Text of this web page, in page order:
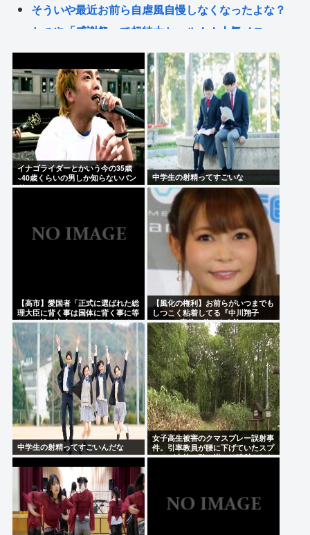
そういや最近お前ら自虐風自慢しなくなったよな？
かつや「感謝祭」で超特大セール！！人気メニュー
が税抜150円引き！！！
栃木県はなぜ不人気なのか
佐藤二朗、妻とのハグを報告「君と生きてきて、本
当に良かった」「文〇砲より遥かに威力は弱いが、
僕のノロケ砲をお見舞いする」
【覇権】ホロライブドリームス、セルラン1位に返り
咲くWIWIWIWIWIWIWIWIWIWIWIWIWIWIWIWIWIWI
Powered by livedoor 相互RSS
イナゴライダーとかいう今の35歳
~40歳くらいの男しか知らないバン
ドwww
中学生の射精ってすごいな
【高市】愛国者「正式に選ばれた総
理大臣に背く事は国体に背く事に等
しい。誰が主人かハッキリさせるべ
き」
【風化の権利】お前らがいつまでも
しつこく粘着してる『中川翔子
Switch2事件』俺はもう許したし、
忘れようと思う。
中学生の射精ってすごいんだな
女子高生被害のクマスプレー誤射事
件。引率教員が腰に下げていたスプ
レーが木枝に引っ掛かり噴射された